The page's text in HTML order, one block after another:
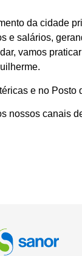
da cidade
e salários,
vamos
e no Posto
nossos canais